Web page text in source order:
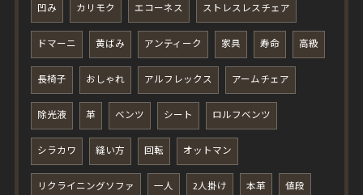
凹み カリモク エコーネス ストレスレスチェア
ドマーニ 黄ばみ アンティーク 家具 寿命 高級
長椅子 おしゃれ アルフレックス アームチェア
除光液 革 ベンツ シート ロルフベンツ
シラカワ 縫い方 回転 オットマン
リクライニングソファ 一人 2人掛け 本革 値段